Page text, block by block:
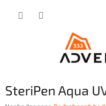
SteriPen Aqua